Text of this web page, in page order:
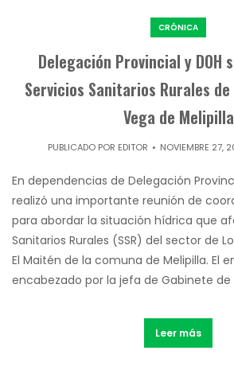
CRÓNICA
Delegación Provincial y DOH
Servicios Sanitarios Rurales de
Vega de Melipilla
PUBLICADO POR EDITOR NOVIEMBRE 27,
En dependencias de Delegación
realizó una importante reunión de
para abordar la situación hídrica que
Sanitarios Rurales (SSR) del sector de
El Maitén de la comuna de Melipilla. El
encabezado por la jefa de Gabinete de
Leer más